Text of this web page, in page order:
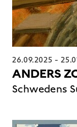
26.09.2025 -
ANDERS
Schwedens